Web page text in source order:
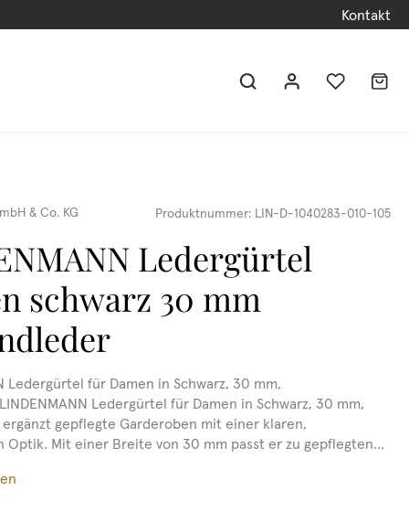
Kontakt
& Co. KG Produktnummer: LIN-D-1040283-010-105
Ledergürtel
schwarz 30 mm
Ledergürtel für Damen in Schwarz, 30 mm,
Ledergürtel für Damen in Schwarz, 30 mm,
gepflegte Garderoben mit einer klaren,
Optik. Mit einer Breite von 30 mm passt er zu gepflegten...